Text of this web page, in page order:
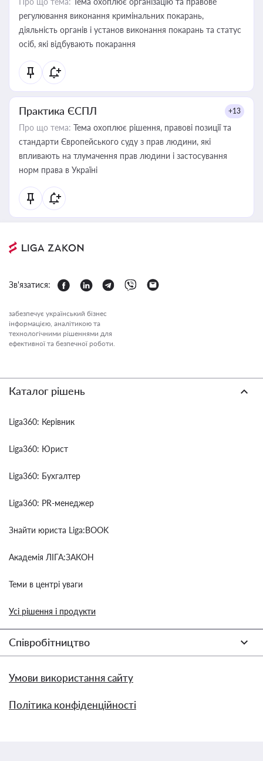
регулювання виконання кримінальних покарань,
діяльність органів і установ виконання покарань та статус
осіб, які відбувають покарання
Практика ЄСПЛ +13
Про що тема: Тема охоплює рішення, правові позиції та
стандарти Європейського суду з прав людини, які
впливають на тлумачення прав людини і застосування
норм права в Україні
Зв'язатися:
забезпечує український бізнес
інформацією, аналітикою та
технологічними рішеннями для
ефективної та безпечної роботи.
Каталог рішень
Liga360: Керівник
Liga360: Юрист
Liga360: Бухгалтер
Liga360: PR-менеджер
Знайти юриста Liga:BOOK
Академія ЛІГА:ЗАКОН
Теми в центрі уваги
Усі рішення і продукти
Співробітництво
Умови використання сайту
Політика конфіденційності